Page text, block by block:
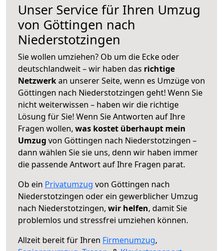
Unser Service für Ihren Umzug
von Göttingen nach
Niederstotzingen
Sie wollen umziehen? Ob um die Ecke oder
deutschlandweit – wir haben das richtige
Netzwerkan unserer Seite, wenn es Umzüge von
Göttingen nach Niederstotzingen geht! Wenn Sie
nicht weiterwissen – haben wir die richtige
Lösung für Sie! Wenn Sie Antworten auf Ihre
Fragen wollen, was kostet überhaupt mein
Umzug von Göttingen nach Niederstotzingen –
dann wählen Sie sie uns, denn wir haben immer
die passende Antwort auf Ihre Fragen parat.
Ob ein Privatumzug von Göttingen nach
Niederstotzingen oder ein gewerblicher Umzug
nach Niederstotzingen, wir helfen, damit Sie
problemlos und stressfrei umziehen können.
Allzeit bereit für Ihren Firmenumzug,